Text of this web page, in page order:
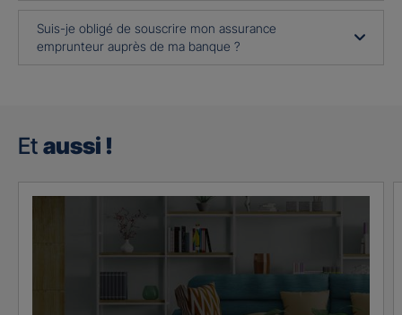
Suis-je obligé de souscrire mon assurance
emprunteur auprès de ma banque ?
Et aussi !